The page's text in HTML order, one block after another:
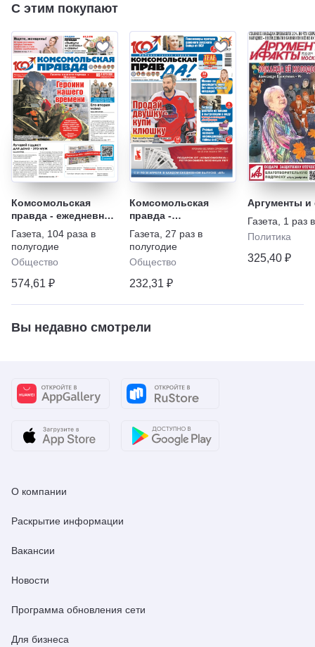
С этим покупают
Комсомольская
правда - ежедневная
газета
Газета
104 раза в
полугодие
Общество
574,61 ₽
Комсомольская
правда -
Еженедельник с
"Телепрограммой"
Газета
27 раз в
полугодие
Общество
232,31 ₽
Аргументы и
Газета
1 раз
Политика
325,40 ₽
Вы недавно смотрели
О компании
Раскрытие информации
Вакансии
Новости
Программа обновления сети
Для бизнеса